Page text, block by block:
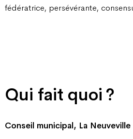
fédératrice, persévérante,
Qui fait quoi ?
Conseil municipal, La Neuveville